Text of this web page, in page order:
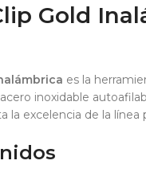
Gold
es la
inoxidable
la excelencia de la línea